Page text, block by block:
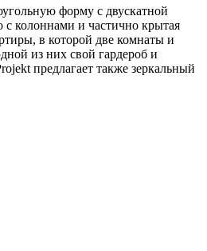
форму с двускатной
колоннами и частично крытая
в которой две комнаты и
из них свой гардероб и
предлагает также зеркальный